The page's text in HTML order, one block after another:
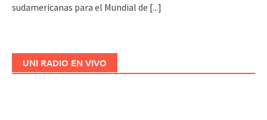
sudamericanas para el Mundial de [...]
UNI RADIO EN VIVO